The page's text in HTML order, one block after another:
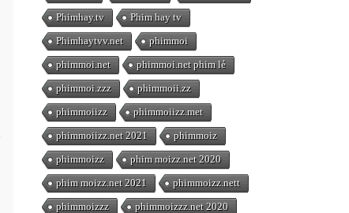
Phimhay.tv
Phim hay tv
Phimhaytvv.net
phimmoi
phimmoi.net
phimmoi.net phim lẻ
phimmoi.zzz
phimmoii.zz
phimmoiizz
phimmoiizz.met
phimmoiizz.net 2021
phimmoiz
phimmoizz
phim moizz.net 2020
phim moizz.net 2021
phimmoizz.nett
phimmoizzz
phimmoizzz.net 2020